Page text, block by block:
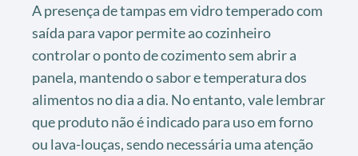
A presença de tampas em vidro temperado com
saída para vapor permite ao cozinheiro
controlar o ponto de cozimento sem abrir a
panela, mantendo o sabor e temperatura dos
alimentos no dia a dia. No entanto, vale lembrar
que produto não é indicado para uso em forno
ou lava-louças, sendo necessária uma atenção